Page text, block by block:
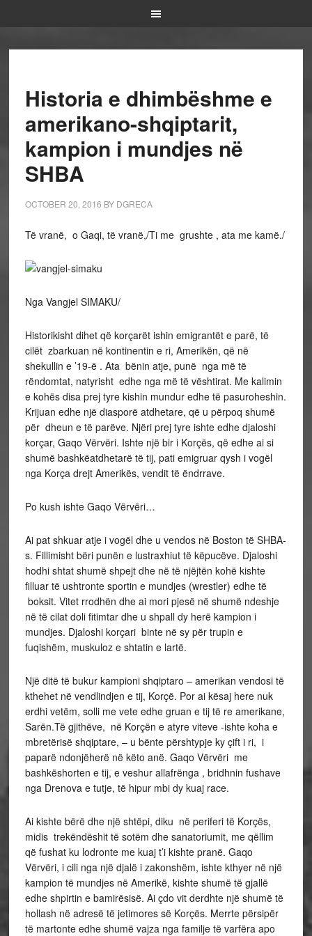
Historia e dhimbëshme e
amerikano-shqiptarit,
kampion i mundjes në
SHBA
OCTOBER 20, 2016 BY DGRECA
Të vranë, o Gaqi, të vranë,/Ti me grushte , ata me kamë./
Nga Vangjel SIMAKU/
Historikisht dihet që korçarët ishin emigrantët e parë, të
cilët zbarkuan në kontinentin e ri, Amerikën, që në
shekullin e ’19-ë . Ata bënin atje, punë nga më të
rëndomtat, natyrisht edhe nga më të vështirat. Me kalimin
e kohës disa prej tyre kishin mundur edhe të pasuroheshin.
Krijuan edhe një diasporë atdhetare, që u përpoq shumë
për dheun e të parëve. Njëri prej tyre ishte edhe djaloshi
korçar, Gaqo Vërvëri. Ishte një bir i Korçës, që edhe ai si
shumë bashkëatdhetarë të tij, pati emigruar qysh i vogël
nga Korça drejt Amerikës, vendit të ëndrrave.
Po kush ishte Gaqo Vërvëri…
Ai pat shkuar atje i vogël dhe u vendos në Boston të SHBA-
s. Fillimisht bëri punën e lustraxhiut të këpucëve. Djaloshi
hodhi shtat shumë shpejt dhe në të njëjtën kohë kishte
filluar të ushtronte sportin e mundjes (wrestler) edhe të
boksit. Vitet rrodhën dhe ai mori pjesë në shumë ndeshje
në të cilat doli fitimtar dhe u shpall dy herë kampion i
mundjes. Djaloshi korçari binte në sy për trupin e
fuqishëm, muskuloz e shtatin e lartë.
Një ditë të bukur kampioni shqiptaro – amerikan vendosi të
kthehet në vendlindjen e tij, Korçë. Por ai kësaj here nuk
erdhi vetëm, solli me vete edhe gruan e tij të re amerikane,
Sarën.Të gjithëve, në Korçën e atyre viteve -ishte koha e
mbretërisë shqiptare, – u bënte përshtypje ky çift i ri, i
paparë ndonjëherë në këto anë. Gaqo Vërvëri me
bashkëshorten e tij, e veshur allafrënga , bridhnin fushave
nga Drenova e tutje, të hipur mbi dy kuaj race.
Ai kishte bërë dhe një shtëpi, diku në periferi të Korçës,
midis trekëndëshit të sotëm dhe sanatoriumit, me qëllim
që fushat ku lodronte me kuaj t’i kishte pranë. Gaqo
Vërvëri, i cili nga një djalë i zakonshëm, ishte kthyer në një
kampion të mundjes në Amerikë, kishte shumë të gjallë
edhe shpirtin e bamirësisë. Ai çdo vit derdhte një shumë të
hollash në adresë të jetimores së Korçës. Merrte përsipër
të martonte edhe shumë vajza nga familje të varfëra apo